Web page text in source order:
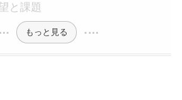
と課題
もっと見る